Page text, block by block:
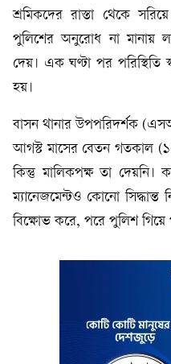
শ্রমিকদের রাস্তা থেকে
পুলিশের অনুরোধ না মানায়
দেয়। এক ঘণ্টা পর
হয়।
বাসন থানার উপপরিদর্শক
আগস্ট মাসের বেতন গতকাল
কিন্তু মালিকপক্ষ তা দেয়নি।
ম্যানেজমেন্টও কোনো সিদ্ধান্ত
বিক্ষোভ করে, পরে পুলিশ গিয়ে